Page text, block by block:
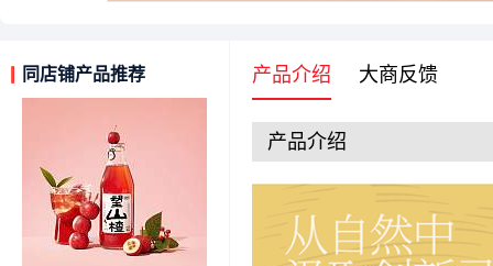
同店铺产品推荐 产品介绍 大商反馈
产品介绍